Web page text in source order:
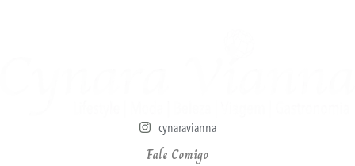
cynaravianna
Fale Comigo